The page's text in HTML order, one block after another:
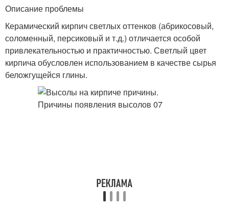
Описание проблемы
Керамический кирпич светлых оттенков (абрикосовый,
соломенный, персиковый и т.д.) отличается особой
привлекательностью и практичностью. Светлый цвет
кирпича обусловлен использованием в качестве сырья
беложгущейся глины.